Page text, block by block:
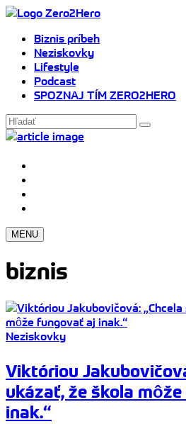
Biznis príbeh
Neziskovky
Lifestyle
Podcast
SPOZNAJ TÍM ZERO2HERO
MENU
biznis
Neziskovky
Viktóriou
ukázať, že škola
inak.“